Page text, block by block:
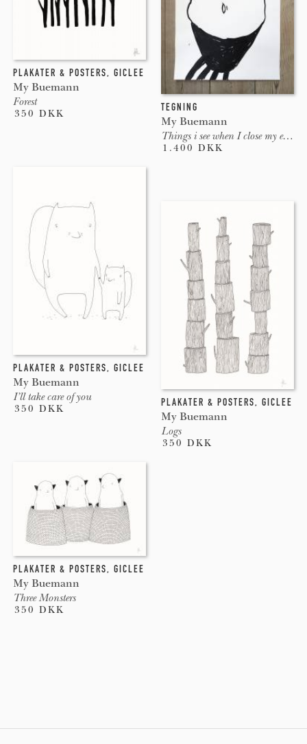
PLAKATER & POSTERS, GICLEE
My Buemann
Forest
350 DKK
TEGNING
My Buemann
Things i see when I close my eyes #3
1.400 DKK
PLAKATER & POSTERS, GICLEE
My Buemann
I’ll take care of you
350 DKK
PLAKATER & POSTERS, GICLEE
My Buemann
Logs
350 DKK
PLAKATER & POSTERS, GICLEE
My Buemann
Three Monsters
350 DKK